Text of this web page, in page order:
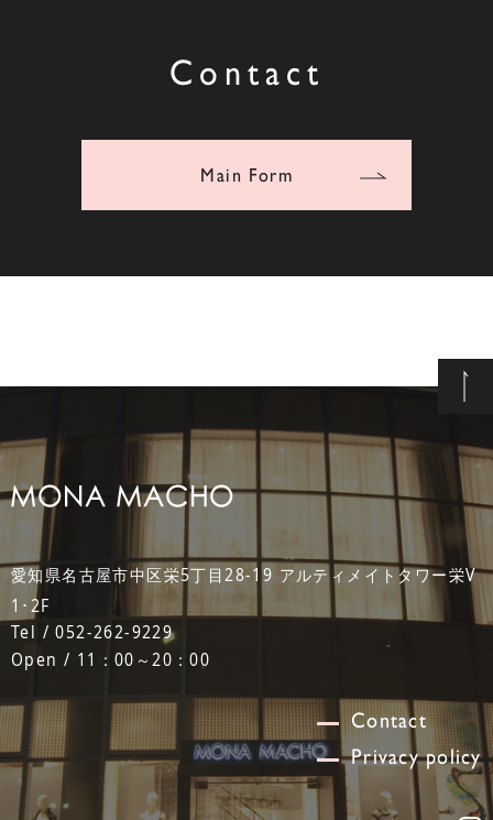
Contact
Main Form
愛知県名古屋市中区栄5丁目28-19 アルティメイトタワー栄V
1･2F
Tel / 052-262-9229
Open / 11：00～20：00
Contact
Privacy policy